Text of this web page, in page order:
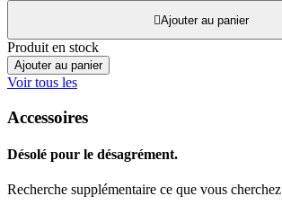
Ajouter au panier
Produit en stock
Ajouter au panier
Voir tous les
Accessoires
Désolé pour le désagrément.
Recherche supplémentaire ce que vous cherchez